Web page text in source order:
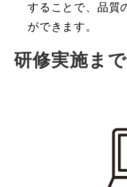
することで、品質
ができます。
研修実施ま